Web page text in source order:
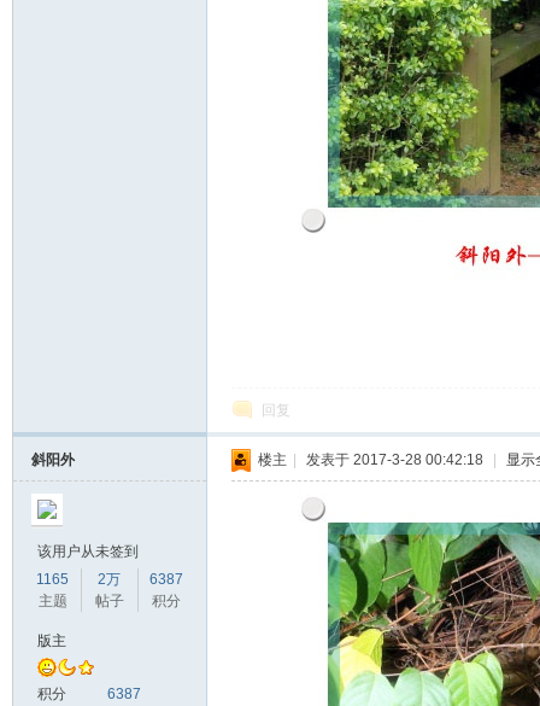
回复
斜阳外
该用户从未签到
1165
主题
2万
帖子
6387
积分
版主
积分 6387
楼主 发表于 2017-3-28 00:42:18 显示